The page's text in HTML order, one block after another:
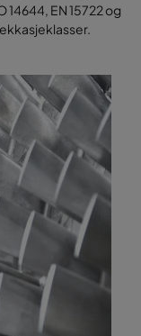
EN 15722 og